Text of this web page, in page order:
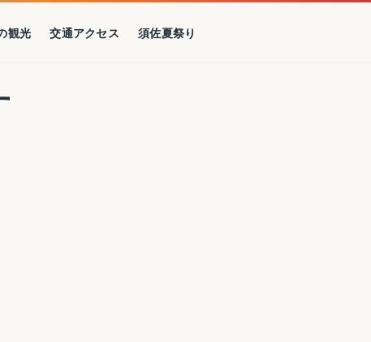
観光 交通アクセス 須佐夏祭り